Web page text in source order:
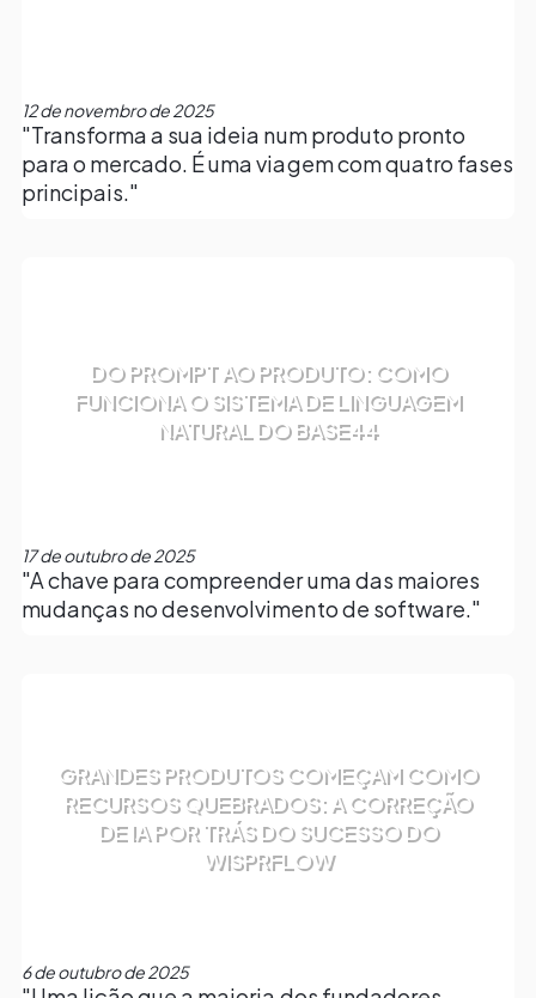
12 de novembro de 2025
"Transforma a sua ideia num produto pronto
para o mercado. É uma viagem com quatro fases
principais."
DO PROMPT AO PRODUTO: COMO
FUNCIONA O SISTEMA DE LINGUAGEM
NATURAL DO BASE44
17 de outubro de 2025
"A chave para compreender uma das maiores
mudanças no desenvolvimento de software."
GRANDES PRODUTOS COMEÇAM COMO
RECURSOS QUEBRADOS: A CORREÇÃO
DE IA POR TRÁS DO SUCESSO DO
WISPRFLOW
6 de outubro de 2025